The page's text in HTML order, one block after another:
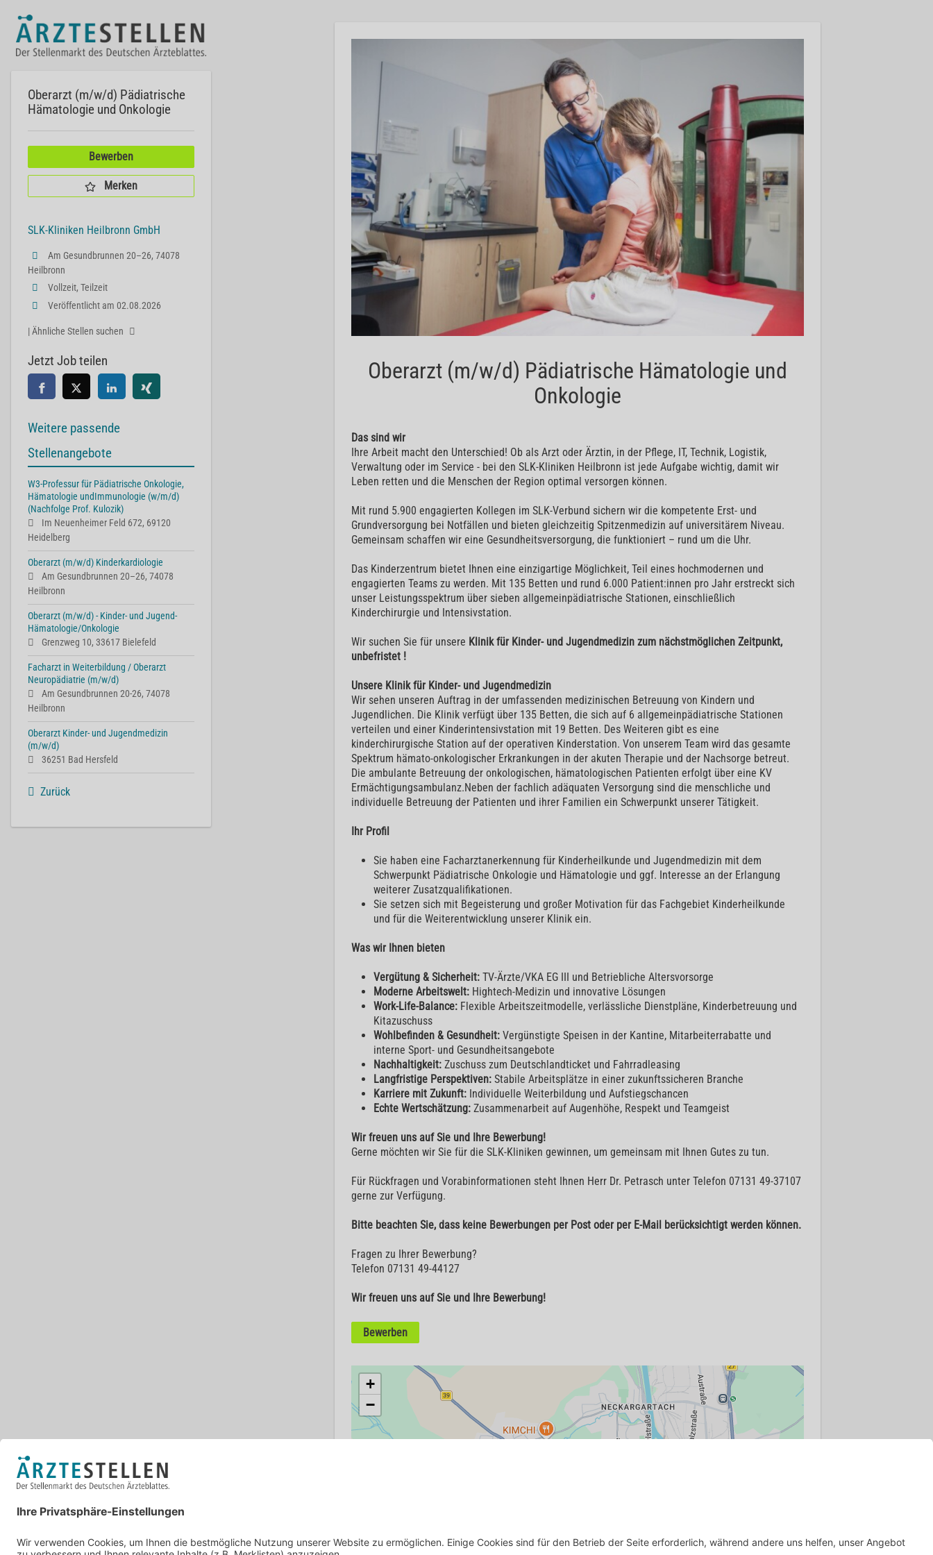
Oberarzt (m/w/d) Pädiatrische Hämatologie und
Onkologie
Das sind wir
Ihre Arbeit macht den Unterschied! Ob als Arzt oder Ärztin, in der Pflege, IT, Technik, Logistik,
Verwaltung oder im Service - bei den SLK-Kliniken Heilbronn ist jede Aufgabe wichtig, damit wir
Leben retten und die Menschen der Region optimal versorgen können.
Mit rund 5.900 engagierten Kollegen im SLK-Verbund sichern wir die kompetente Erst- und
Grundversorgung bei Notfällen und bieten gleichzeitig Spitzenmedizin auf universitärem Niveau.
Gemeinsam schaffen wir eine Gesundheitsversorgung, die funktioniert – rund um die Uhr.
Das Kinderzentrum bietet Ihnen eine einzigartige Möglichkeit, Teil eines hochmodernen und
engagierten Teams zu werden. Mit 135 Betten und rund 6.000 Patient:innen pro Jahr erstreckt sich
unser Leistungsspektrum über sieben allgemeinpädiatrische Stationen, einschließlich
Kinderchirurgie und Intensivstation.
Wir suchen Sie für unsere Klinik für Kinder- und Jugendmedizin zum nächstmöglichen Zeitpunkt,
unbefristet !
Unsere Klinik für Kinder- und Jugendmedizin
Wir sehen unseren Auftrag in der umfassenden medizinischen Betreuung von Kindern und
Jugendlichen. Die Klinik verfügt über 135 Betten, die sich auf 6 allgemeinpädiatrische Stationen
verteilen und einer Kinderintensivstation mit 19 Betten. Des Weiteren gibt es eine
kinderchirurgische Station auf der operativen Kinderstation. Von unserem Team wird das gesamte
Spektrum hämato-onkologischer Erkrankungen in der akuten Therapie und der Nachsorge betreut.
Die ambulante Betreuung der onkologischen, hämatologischen Patienten erfolgt über eine KV
Ermächtigungsambulanz.Neben der fachlich adäquaten Versorgung sind die menschliche und
individuelle Betreuung der Patienten und ihrer Familien ein Schwerpunkt unserer Tätigkeit.
Ihr Profil
Sie haben eine Facharztanerkennung für Kinderheilkunde und Jugendmedizin mit dem
Schwerpunkt Pädiatrische Onkologie und Hämatologie und ggf. Interesse an der Erlangung
weiterer Zusatzqualifikationen.
Sie setzen sich mit Begeisterung und großer Motivation für das Fachgebiet Kinderheilkunde
und für die Weiterentwicklung unserer Klinik ein.
Was wir Ihnen bieten
Vergütung & Sicherheit: TV-Ärzte/VKA EG III und Betriebliche Altersvorsorge
Moderne Arbeitswelt: Hightech-Medizin und innovative Lösungen
Work-Life-Balance: Flexible Arbeitszeitmodelle, verlässliche Dienstpläne, Kinderbetreuung und
Kitazuschuss
Wohlbefinden & Gesundheit: Vergünstigte Speisen in der Kantine, Mitarbeiterrabatte und
interne Sport- und Gesundheitsangebote
Nachhaltigkeit: Zuschuss zum Deutschlandticket und Fahrradleasing
Langfristige Perspektiven: Stabile Arbeitsplätze in einer zukunftssicheren Branche
Karriere mit Zukunft: Individuelle Weiterbildung und Aufstiegschancen
Echte Wertschätzung: Zusammenarbeit auf Augenhöhe, Respekt und Teamgeist
Wir freuen uns auf Sie und Ihre Bewerbung!
Gerne möchten wir Sie für die SLK-Kliniken gewinnen, um gemeinsam mit Ihnen Gutes zu tun.
Für Rückfragen und Vorabinformationen steht Ihnen Herr Dr. Petrasch unter Telefon 07131 49-37107
gerne zur Verfügung.
Bitte beachten Sie, dass keine Bewerbungen per Post oder per E-Mail berücksichtigt werden können.
Fragen zu Ihrer Bewerbung?
Telefon 07131 49-44127
Wir freuen uns auf Sie und Ihre Bewerbung!
Bewerben
+
−
Oberarzt (m/w/d) Pädiatrische
Hämatologie und Onkologie
Bewerben
Merken
SLK-Kliniken Heilbronn GmbH
Am Gesundbrunnen 20–26, 74078
Heilbronn
Vollzeit, Teilzeit
Veröffentlicht am 02.08.2026
| Ähnliche Stellen suchen
Jetzt Job teilen
Weitere passende
Stellenangebote
W3-Professur für Pädiatrische Onkologie,
Hämatologie undImmunologie (w/m/d)
(Nachfolge Prof. Kulozik)
Im Neuenheimer Feld 672, 69120
Heidelberg
Oberarzt (m/w/d) Kinderkardiologie
Am Gesundbrunnen 20–26, 74078
Heilbronn
Oberarzt (m/w/d) - Kinder- und Jugend-
Hämatologie/Onkologie
Grenzweg 10, 33617 Bielefeld
Facharzt in Weiterbildung / Oberarzt
Neuropädiatrie (m/w/d)
Am Gesundbrunnen 20-26, 74078
Heilbronn
Oberarzt Kinder- und Jugendmedizin
(m/w/d)
36251 Bad Hersfeld
Zurück